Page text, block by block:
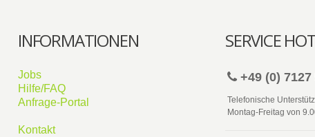
INFORMATIONEN
Jobs
Hilfe/FAQ
Anfrage-Portal
Kontakt
SERVICE
+49 (0) 7127
Telefonische
Montag-Freitag von